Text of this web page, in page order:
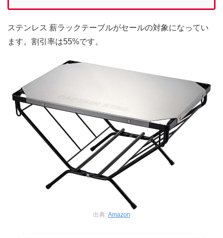
ステンレス 薪ラックテーブルがセールの対象になってい
ます。割引率は55%です。
出典: Amazon